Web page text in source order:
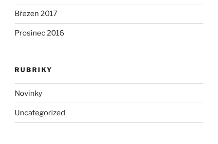
Březen 2017
Prosinec 2016
RUBRIKY
Novinky
Uncategorized